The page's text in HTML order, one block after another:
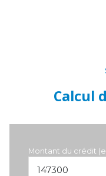
Calcul
Montant du crédit